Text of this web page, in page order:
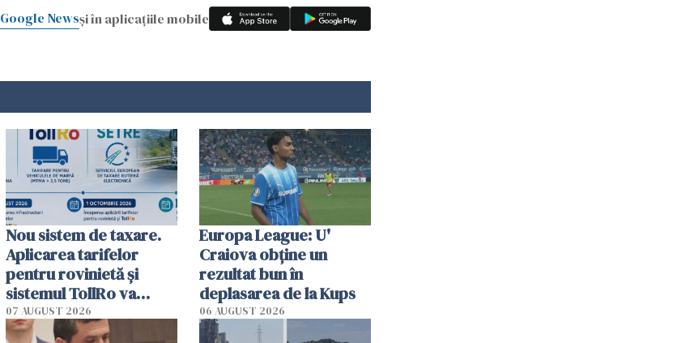
Google Newsși în aplicațiile mobile
Nou sistem de taxare.
Aplicarea tarifelor
pentru rovinietă şi
sistemul TollRo va
începe la 1 octombrie
07 AUGUST 2026
Europa League: U'
Craiova obține un
rezultat bun în
deplasarea de la Kups
06 AUGUST 2026